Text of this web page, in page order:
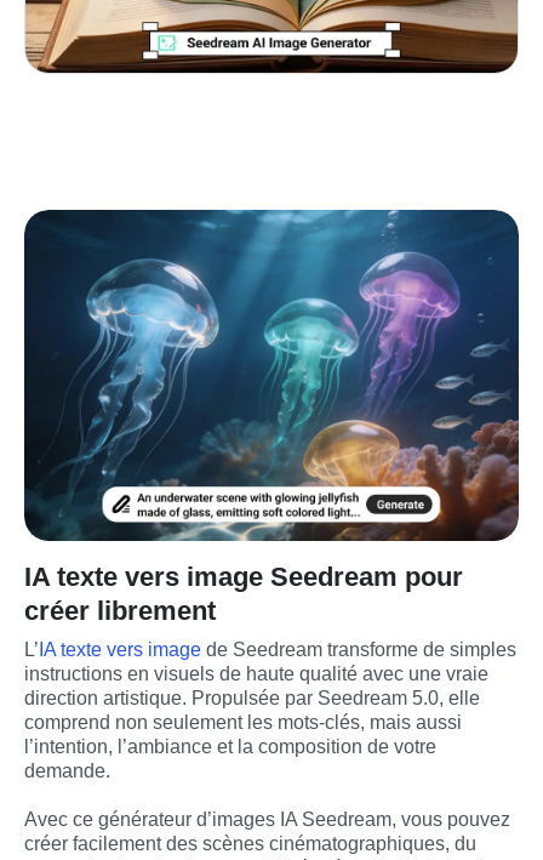
IA texte vers image Seedream pour
créer librement
L’ IA texte vers image de Seedream transforme de simples
instructions en visuels de haute qualité avec une vraie
direction artistique. Propulsée par Seedream 5.0, elle
comprend non seulement les mots-clés, mais aussi
l’intention, l’ambiance et la composition de votre
demande.
Avec ce générateur d’images IA Seedream, vous pouvez
créer facilement des scènes cinématographiques, du